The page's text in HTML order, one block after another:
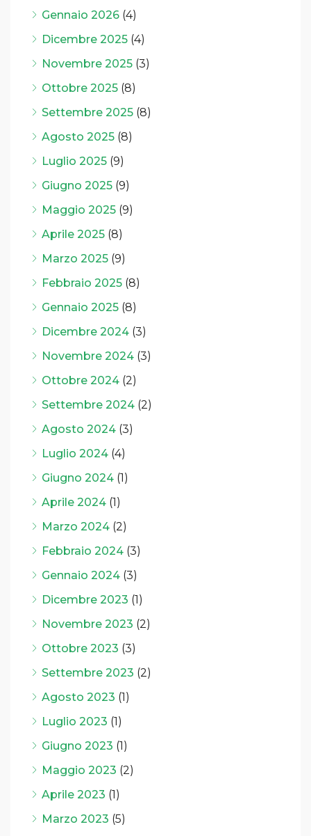
Gennaio 2026 (4)
Dicembre 2025 (4)
Novembre 2025 (3)
Ottobre 2025 (8)
Settembre 2025 (8)
Agosto 2025 (8)
Luglio 2025 (9)
Giugno 2025 (9)
Maggio 2025 (9)
Aprile 2025 (8)
Marzo 2025 (9)
Febbraio 2025 (8)
Gennaio 2025 (8)
Dicembre 2024 (3)
Novembre 2024 (3)
Ottobre 2024 (2)
Settembre 2024 (2)
Agosto 2024 (3)
Luglio 2024 (4)
Giugno 2024 (1)
Aprile 2024 (1)
Marzo 2024 (2)
Febbraio 2024 (3)
Gennaio 2024 (3)
Dicembre 2023 (1)
Novembre 2023 (2)
Ottobre 2023 (3)
Settembre 2023 (2)
Agosto 2023 (1)
Luglio 2023 (1)
Giugno 2023 (1)
Maggio 2023 (2)
Aprile 2023 (1)
Marzo 2023 (5)